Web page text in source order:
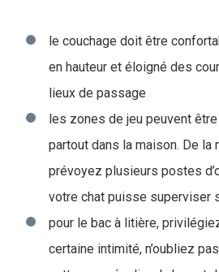
le couchage doit être
en hauteur et éloigné des
lieux de passage
les zones de jeu peuvent
partout dans la maison. De la
prévoyez plusieurs postes
votre chat puisse superviser
pour le bac à litière,
certaine intimité, n’oubliez